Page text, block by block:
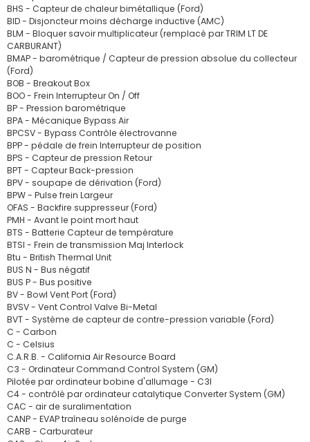
BHS - Capteur de chaleur bimétallique (Ford)
BID - Disjoncteur moins décharge inductive (AMC)
BLM - Bloquer savoir multiplicateur (remplacé par TRIM LT DE
CARBURANT)
BMAP - barométrique / Capteur de pression absolue du collecteur
(Ford)
BOB - Breakout Box
BOO - Frein Interrupteur On / Off
BP - Pression barométrique
BPA - Mécanique Bypass Air
BPCSV - Bypass Contrôle électrovanne
BPP - pédale de frein Interrupteur de position
BPS - Capteur de pression Retour
BPT - Capteur Back-pression
BPV - soupape de dérivation (Ford)
BPW - Pulse frein Largeur
OFAS - Backfire suppresseur (Ford)
PMH - Avant le point mort haut
BTS - Batterie Capteur de température
BTSI - Frein de transmission Maj Interlock
Btu - British Thermal Unit
BUS N - Bus négatif
BUS P - Bus positive
BV - Bowl Vent Port (Ford)
BVSV - Vent Control Valve Bi-Metal
BVT - Système de capteur de contre-pression variable (Ford)
C - Carbon
C - Celsius
C.A.R.B. - California Air Resource Board
C3 - Ordinateur Command Control System (GM)
Pilotée par ordinateur bobine d'allumage - C3I
C4 - contrôlé par ordinateur catalytique Converter System (GM)
CAC - air de suralimentation
CANP - EVAP traîneau solénoïde de purge
CARB - Carburateur